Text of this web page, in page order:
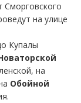
Сморговского
на улице
Купалы
на
Обойной